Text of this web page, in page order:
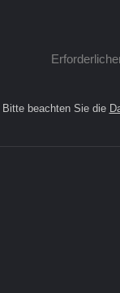
Bitte beachten Sie die